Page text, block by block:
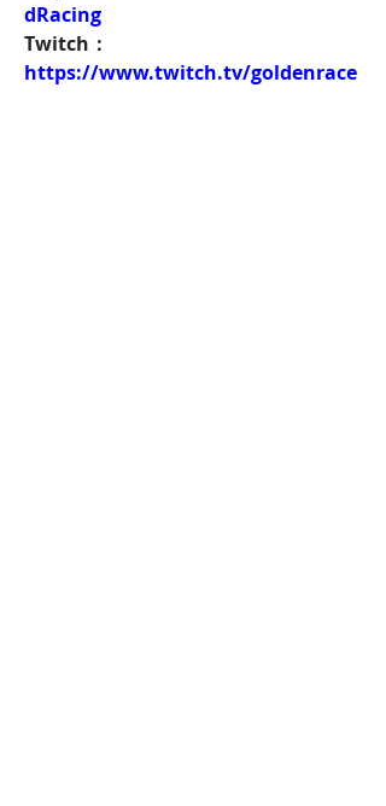
dRacing
Twitch：
https://www.twitch.tv/goldenrace